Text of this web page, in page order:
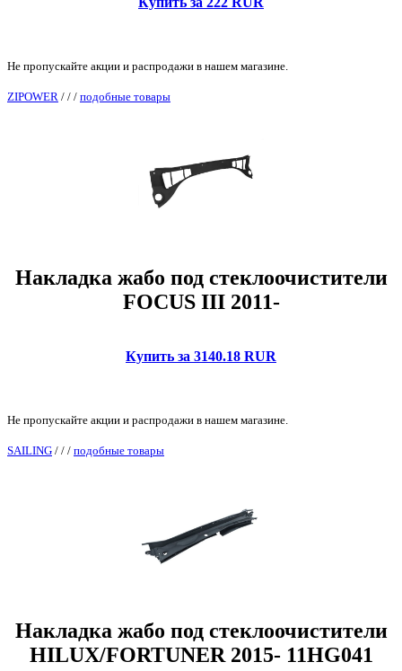
Не пропускайте акции и распродажи в нашем магазине.
ZIPOWER / / / подобные товары
Накладка жабо под стеклоочистители
FOCUS III 2011-
Купить за 3140.18 RUR
Не пропускайте акции и распродажи в нашем магазине.
SAILING / / / подобные товары
Накладка жабо под стеклоочистители
HILUX/FORTUNER 2015- 11HG041